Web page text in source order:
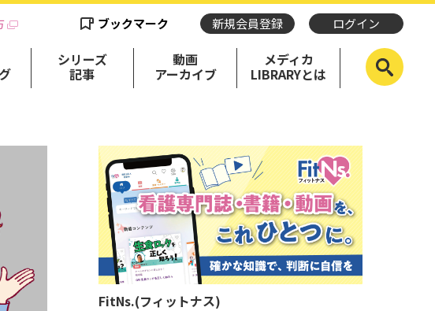
ブックマーク 新規会員登録 ログイン
シリーズ
記事
動画
アーカイブ
メディカ
LIBRARYとは
FitNs.(フィットナス)